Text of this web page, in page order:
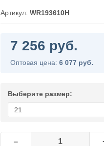
Артикул: WR193610H
7 256 руб.
Оптовая цена: 6 077 руб.
Выберите размер:
–